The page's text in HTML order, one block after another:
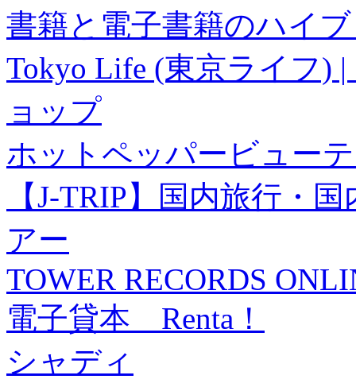
書籍と電子書籍のハイ
Tokyo Life (東京ライフ)
ョップ
ホットペッパービュー
【J-TRIP】国内旅行・
アー
TOWER RECORDS
電子貸本 Renta！
シャディ